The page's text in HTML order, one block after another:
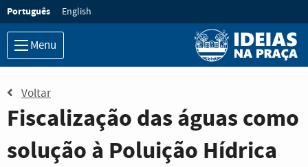
Ir para o conteúdo principal
Idioma:
Português English
Menu
Voltar
Fiscalização das águas como
solução à Poluição Hídrica